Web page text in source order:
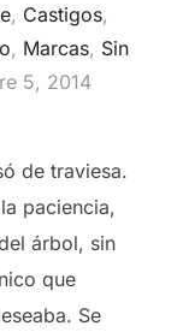
, Castigos,
, Marcas, Sin
5, 2014
de traviesa.
paciencia,
árbol, sin
que
Se